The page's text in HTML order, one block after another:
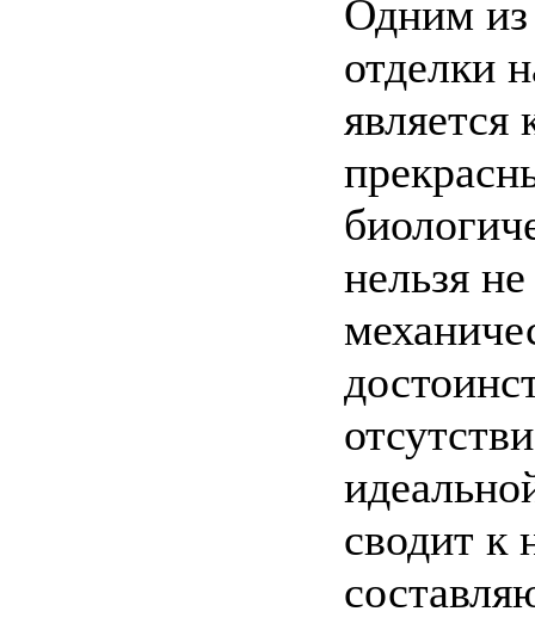
Одним
отделки
является
нельзя
сводит к